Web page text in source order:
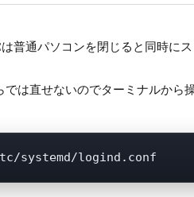
普通パソコンを閉じると同時に
は直せないのでターミナルから操